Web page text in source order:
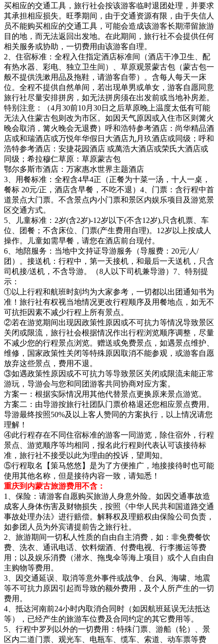
买相应的交通工具，旅行社会按该游客临时退团处理，并要求
其承担相应损失。旺季期间，由于交通资源有限，由于失信人
员不能购买相应的交通工具，可能会造成该游客长期滞留旅游
目的地，而无法返回出发地。在此期间，旅行社不会提供任何
相关服务或协助，一切费用由该游客自理。
2、住宿标准：全程入住指定酒店标准间（酒店干净卫生、配
有热水器、彩电、独立卫生间）、草原观景蒙古包（蒙古包一
般不提供洗漱用品及拖鞋，请游客自带）。含每人每天一床
位。全程不提供自然单间，若出现单男或单女，游客自愿同意
旅行社尽量安排拼房，如无法拼房须在出发前或当地补房差。
特别注意：（4月30前10月30日之后草原晚上温度太低有可能
无法入住蒙古包则改为市区。如因天气原因或入住市区则篝火
晚会取消，篝火晚会无退费）呼和浩特参考酒店：尚华精品酒
店或和瑞酒店或万悦年华假日大酒店九月玖酒店或同级；呼和
浩特参考酒店：安捷花园酒店 或萬浩大酒店或荣氏大酒店或
同级；希拉穆仁草原：草原蒙古包
鄂尔多斯市酒店：万家惠水世界主题酒店
3、用餐标准：全程含4早4正（正餐为十菜一汤，十人一桌，
餐标 20元/正，酒店含早餐，不吃不退）4、门票：含行程中首
道景点大门票。不含景点内小门票和景区内娱乐项目及游览景
区交通方式。
5、儿童标准：2岁(含2岁)-12岁以下(不含12岁),只含机票、车
位、团餐；不含床位、门票(产生费用自理)。12岁以上按成人
操作。儿童如需早餐，请您在酒店前台现付。
6、地陪服务：当地中文持证导游服务（导服费：20元/人/
团）。接送机：行程中，第一天接机，和最后一天送机，只含
司机接/送机，不含导游。（8人以下司机兼导游）7、特别提
示：
①以上行程和航班时刻均为大家参考，一切都以出团通知书为
准！旅行社有权视当地情况更改行程顺序及用餐地点，如无不
可抗拒因素不减少行程上所有景点。
②若在游览期间出现因政策性原因或不可抗力等情况导致景区
关闭或限流，旅行社会根据情况作出行程浏览顺序调整，尽量
不减少您的行程景点浏览。赠送或免费景点，如遇景点维护、
维修，国家政策性关闭等特殊原因取消不能参观，或游客自愿
放弃这些景点，费用不退。
③如遇政策性原因或不可抗力等导致景区关闭或限流未能正常
游玩，导游会与您和同团游客共同协商对应方案。
方案一：根据实际情况用其他代替景点更换原来景点游览。
方案二：由导游按旅行社团队门票价格退还您相应景点费用。
导游最终按照50%及以上客人赞同的方案执行，以上情况请您
理解！
④此行程存在不同住宿标准的游客一同游览，除住宿外，行程
景点、游览顺序等均相同，报名此行程则代表认可该接待标
准，旅行社不接受以此为理由的投诉，望周知。
⑤行程取名【策马悠悠】是为了方便推广，地接接待时也可能
使用其他名称，但是接待内容一致，请知悉！
重庆到内蒙古旅游费用不含：
1、保险：请游客自愿购买旅游人身意外险。如因交通事故造
成客人身体伤害及财物损失，按照《中华人民共和国道路交通
事故处理办法》进行赔偿。解释权及理赔权由保险公司负责，
如参团人员为外宾请提前告之旅行社。
2、旅游期间一切私人性质的自由自主消费，如：非免费餐饮
费、洗衣、通讯电话、饮料烟酒、付费电视、行李搬运等费
用；以及娱乐消费（潜水、拖曳伞等海上项目）或个人自由自
主购物等费用。
3、因交通延误、取消等意外事件或战争、台风、海啸、地震
等不可抗力原因引起而导致的额外费用，及个人所产生的一切
费用。
4、抵达河南前24小时内取消合同时（如因航班延误无法抵达
等），已经产生的旅游车位费及合同约定的其它费用等。
5、行程中罗列以外的一切费用：特殊门票、游船（轮）、景
区内二道门票、观光车、电瓶车、缆车、索道、动车票等费